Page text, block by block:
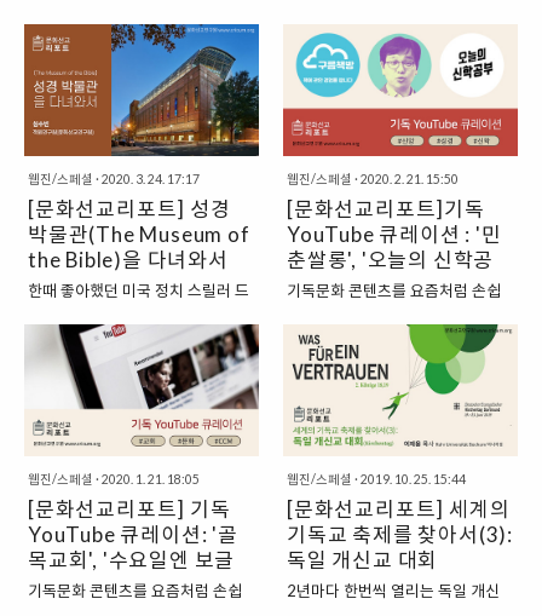
겨워하고 계실 많은 분들께 추천하
기 위해 가지고 온 큐레이션!
Youtube를 처음 시작하고 편집하
는 기초 방법들부터, 교회에서 필요
한 다양한 기초 디자인들까지. 포토
샵, 한컴오피스, 프리미어 등 다양한
프로그램을 활용하는 방법들..
분들을 위해 준비했습니다. 시시콜
콜한 교회 생활 이야기부터 기독교
라서 더욱 필요한 교양 지식들 등.
사회·문화 전반에서 일어나고 있고,
또 고민하고 있는 이야기들을 교회
안에서도 이야기해보기 위해 만들
어진 채널들. 기독Youtube..
려오는 교역 생활의 철칙들이 몇 가
지 있는데, 그중에 하나가 정치적 중
립성이다. 만약 교인 중에 누군가
“전도사님은 (혹은 목사님) 어느 당
을 지지하세요?”라고 묻는다면 주
저하지 말고 이렇게 답해야 한다는
것이다. “저는 천당을 지지합니다.”
아재 개그이기는 하지만 그만큼 교
회 내에서 정치적 입장을 표명하는
것이 얼마나 많은 문제를 야기했는
지를 보여주는 심각한 생존법이요
처세술의 하나이다. 교회와 국가 또
는 교회와 정치라는 주제는 매우 오
래된 신학적인 주제이자 여전히 논
란이 많은 내용이다. 오늘날 ‘정치
적’이라는 형용사가 가지는 복잡 다
의적인 상황을 넘어가더라도, 정치
적 교회 또는 정치적 목사라는 명칭
자체가 주는 부정적인 의미와 사례
들..
까? 유튜브가 대세가 되면서 주변
지인들이 유튜브를 시작했다는 소
식 전해주는 빈도도 점점 늘어나고
있다. 유명 유튜브 채널이나 관심 있
는 분야는 빠삭하게 혹은 손쉽게 접
근할 수 있지만, 그 외에도 더 많이
알려져야 하는 알짜배기 건강 기독
유튜브 콘텐츠도 곳곳에 있다는 사
실. 교회를 다니는 분들이라면 교회
에서 ‘다음세대’에 대해 강조하는 것
을 한 번씩은 들어봤을 것이다. 교회
에 아무리 경건한 예배와 성인을 위
한 좋은 프로그램들이 많이 준비되
어 있다 하더라도, 자라나는 다음세
대를 위해 신앙교육을 준비하고 애
쓰는 교회만큼 건강한 교회는 없을
것이다. 그런 의미에서 이번 은 ‘기
독교교육’에 도움을 줄만한 유용한
채널들을 소개하고자 한다. 다음세..
웹진/스페셜 · 2020. 3. 24. 17:17
[문화선교리포트] 성경
박물관(The Museum of
the Bible)을 다녀와서
한때 좋아했던 미국 정치 스릴러 드
Spacey’(프랭클린 언더우드 역)가
자신에게 닥친 정치적 위기를 설교
를 통하여 모면한다. 공예배 시간에
설교단에 선 그는 성경의 잠언을 이
용하여 자신의 메시지를 멋지게 전
하며 사람들의 지지를 얻는다. 그뿐
아니라 이 정치 스릴러 드라마에서
성경 구절은 꽤 자주 인용되는데, 그
때마다 프랭클린은 자신의 정치적
상황에 맞게 그 구절들을 해석할 뿐
아니라, 치밀하게 자신의 욕망에 이
웹진/스페셜 · 2020. 2. 21. 15:50
[문화선교리포트]기독
YouTube 큐레이션 : '민
춘쌀롱', '오늘의 신학공
부', '구름책방'
기독문화 콘텐츠를 요즘처럼 손쉽
까? 유튜브가 대세가 되면서 주변
지인들이 유튜브를 시작했다는 소
식 전해주는 빈도도 점점 늘어나고
있다. 유명 유튜브 채널이나 관심 있
는 분야는 빠삭하게 혹은 손쉽게 접
근할 수 있지만, 그 외에도 더 많이
알려져야 하는 알짜배기 건강 기독
유튜브 콘텐츠도 곳곳에 있다는 사
실. 그래서 문화선교연구원에서는
교회, (기독교) 문화, 기독교인의 일
상과 신앙, 신학, 기독교교육 등 분
야를 막론하고 좋은 유튜브 콘텐츠
웹진/스페셜 · 2020. 1. 21. 18:05
[문화선교리포트] 기독
YouTube 큐레이션: '골
목교회', '수요일엔 보글
보글', '주씨's Fresh
기독문화 콘텐츠를 요즘처럼 손쉽
웹진/스페셜 · 2019. 10. 25. 15:44
[문화선교리포트] 세계의
기독교 축제를 찾아서(3):
독일 개신교 대회
(Kirchentag)
2년마다 한번씩 열리는 독일 개신